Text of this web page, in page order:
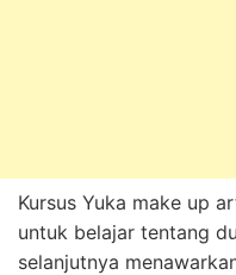
Kursus Yuka make up
untuk belajar tentang
selanjutnya